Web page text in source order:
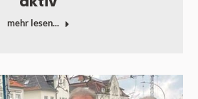
mehr lesen...